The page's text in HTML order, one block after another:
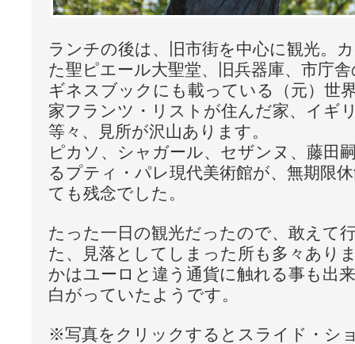
ランチの後は、旧市街を中心に観光。
た聖ピエール大聖堂、旧兵器庫、市庁
ギネスブックにも載っている（元）世
家フランツ・リストが住んだ家、イギ
等々、見所が沢山あります。
ピカソ、シャガール、セザンヌ、藤田
るプティ・パレ現代美術館が、無期限
ても残念でした。
たった一日の観光だったので、敢えて
た、見落としてしまった所も多々あり
かはユーロと違う通貨に触れる事も出
白がっていたようです。
※写真をクリックするとスライド・シ